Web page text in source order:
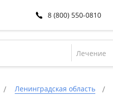
8 (800) 550-0810
Лечение
Ленинградская область